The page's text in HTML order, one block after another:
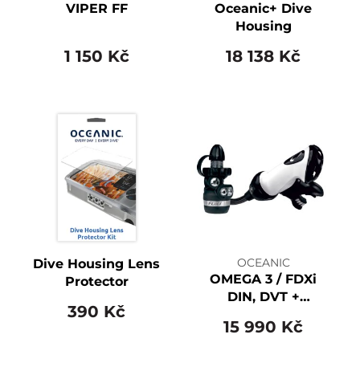
VIPER FF
1 150 Kč
Oceanic+ Dive
Housing
18 138 Kč
Dive Housing Lens
Protector
390 Kč
OCEANIC
OMEGA 3 / FDXi
DIN, DVT +
White
15 990 Kč